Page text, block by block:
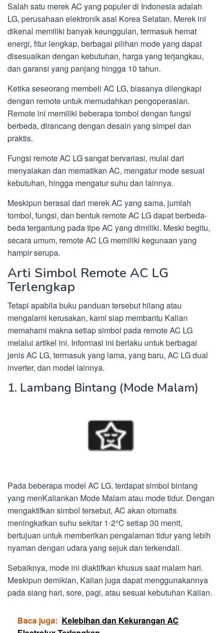
Salah satu merek AC yang populer di Indonesia adalah
LG, perusahaan elektronik asal Korea Selatan. Merek ini
dikenal memiliki banyak keunggulan, termasuk hemat
energi, fitur lengkap, berbagai pilihan mode yang dapat
disesuaikan dengan kebutuhan, harga yang terjangkau,
dan garansi yang panjang hingga 10 tahun.
Ketika seseorang membeli AC LG, biasanya dilengkapi
dengan remote untuk memudahkan pengoperasian.
Remote ini memiliki beberapa tombol dengan fungsi
berbeda, dirancang dengan desain yang simpel dan
praktis.
Fungsi remote AC LG sangat bervariasi, mulai dari
menyalakan dan mematikan AC, mengatur mode sesuai
kebutuhan, hingga mengatur suhu dan lainnya.
Meskipun berasal dari merek AC yang sama, jumlah
tombol, fungsi, dan bentuk remote AC LG dapat berbeda-
beda tergantung pada tipe AC yang dimiliki. Meski begitu,
secara umum, remote AC LG memiliki kegunaan yang
hampir serupa.
Arti Simbol Remote AC LG
Terlengkap
Tetapi apabila buku panduan tersebut hilang atau
mengalami kerusakan, kami siap membantu Kalian
memahami makna setiap simbol pada remote AC LG
melalui artikel ini. Informasi ini berlaku untuk berbagai
jenis AC LG, termasuk yang lama, yang baru, AC LG dual
inverter, dan model lainnya.
1. Lambang Bintang (Mode Malam)
Pada beberapa model AC LG, terdapat simbol bintang
yang menKaliankan Mode Malam atau mode tidur. Dengan
mengaktifkan simbol tersebut, AC akan otomatis
meningkatkan suhu sekitar 1-2°C setiap 30 menit,
bertujuan untuk memberikan pengalaman tidur yang lebih
nyaman dengan udara yang sejuk dan terkendali.
Sebaiknya, mode ini diaktifkan khusus saat malam hari.
Meskipun demikian, Kalian juga dapat menggunakannya
pada siang hari, sore, pagi, atau sesuai kebutuhan Kalian.
Baca juga: Kelebihan dan Kekurangan AC